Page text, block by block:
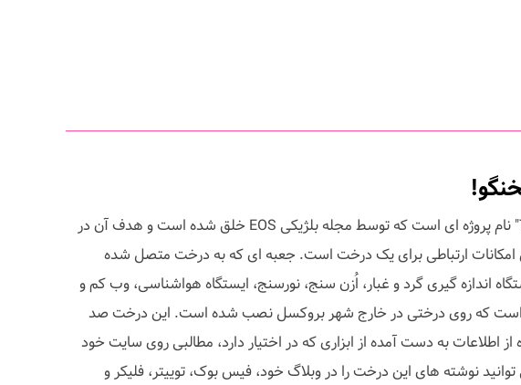
"Talking Tree" نام پروژه ای است که توسط مجله بلژیکی EOS خلق شده است و هدف آن در
امکانات ارتباطی برای یک درخت است. جعبه ای که به درخت متصل شده
اندازه گیری گرد و غبار، اُزن سنج، نورسنج، ایستگاه هواشناسی، وب کم و
که روی درختی در خارج شهر بروکسل نصب شده است. این درخت صد
از اطلاعات به دست آمده از ابزاری که در اختیار دارد، مطالبی روی سایت خود
نوشته های این درخت را در وبلاگ خود، فیس بوک، توییتر، فلیکر و